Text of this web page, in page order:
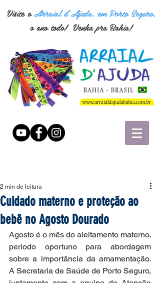
Visite oArraial d'Ajuda, em Porto Seguro,
o ano todo! Venha pra Bahia!
Cuidado materno e proteção ao
bebê no Agosto Dourado
2 min de leitura
Agosto é o mês do aleitamento materno,
período oportuno para abordagem
sobre a importância da amamentação.
A Secretaria de Saúde de Porto Seguro,